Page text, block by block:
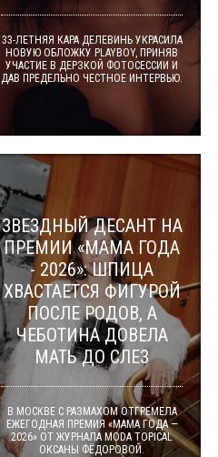
33-ЛЕТНЯЯ КАРА ДЕЛЕВИНЬ УКРАСИЛА
НОВУЮ ОБЛОЖКУ PLAYBOY, ПРИНЯВ
УЧАСТИЕ В ДЕРЗКОЙ ФОТОСЕССИИ И
ДАВ ПРЕДЕЛЬНО ЧЕСТНОЕ ИНТЕРВЬЮ.
ЗВЕЗДНЫЙ ДЕСАНТ НА
ПРЕМИИ «МАМА ГОДА
- 2026»: ШПИЦА
ХВАСТАЕТСЯ ФИГУРОЙ
ПОСЛЕ РОДОВ, А
ЧЕБОТИНА ДОВЕЛА
МАТЬ ДО СЛЕЗ
В МОСКВЕ С РАЗМАХОМ ОТГРЕМЕЛА
ЕЖЕГОДНАЯ ПРЕМИЯ «МАМА ГОДА —
2026» ОТ ЖУРНАЛА MODA TOPICAL
ОКСАНЫ ФЁДОРОВОЙ.